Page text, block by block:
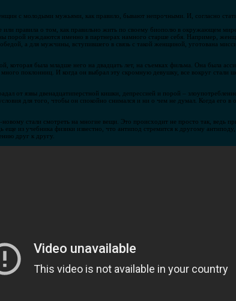
с молодыми мужьями, как правило, бывают непрочными. И, согласно
или правила о том, как правильно жить по своему биополю в окружающем
порой нуждаются именно в партнерах намного старше себя. Например,
а для мужчины, вступившего в связь с такой женщиной, уготована
которая была младше него на двадцать лет, на съемках фильма. Она была
поклонниц. И когда он выбрал эту скромную девушку, все вокруг стали
от язвы двенадцатиперстной кишки, депрессией и порой –
для того, чтобы он спокойно снимался и ни о чем не думал. Когда его в
стали смотреть на многие вещи. Это происходит не просто так, ведь
из учебника физики известно, что антипод стремится к другому
друг к другу.